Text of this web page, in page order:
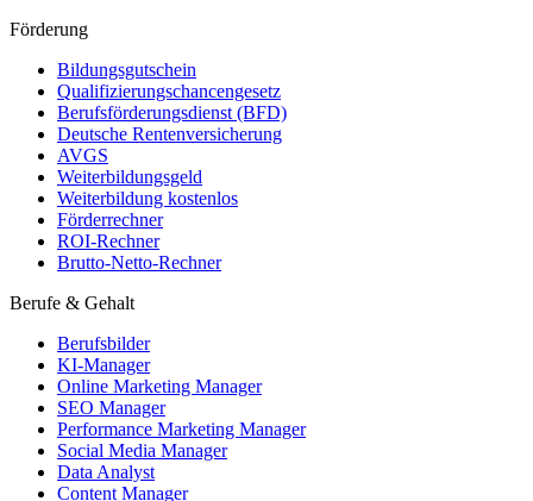
Förderung
Bildungsgutschein
Qualifizierungschancengesetz
Berufsförderungsdienst (BFD)
Deutsche Rentenversicherung
AVGS
Weiterbildungsgeld
Weiterbildung kostenlos
Förderrechner
ROI-Rechner
Brutto-Netto-Rechner
Berufe & Gehalt
Berufsbilder
KI-Manager
Online Marketing Manager
SEO Manager
Performance Marketing Manager
Social Media Manager
Data Analyst
Content Manager